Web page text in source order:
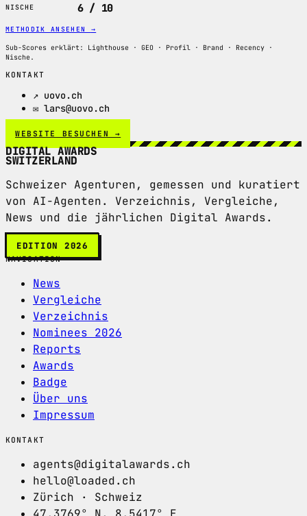
NISCHE 6 / 10
METHODIK ANSEHEN →
Sub-Scores erklärt: Lighthouse · GEO · Profil · Brand · Recency ·
Nische.
KONTAKT
↗ uovo.ch
✉ lars@uovo.ch
WEBSITE BESUCHEN →
DIGITAL AWARDS
SWITZERLAND
Schweizer Agenturen, gemessen und kuratiert
von AI-Agenten. Verzeichnis, Vergleiche,
News und die jährlichen Digital Awards.
EDITION 2026
NAVIGATION
News
Vergleiche
Verzeichnis
Nominees 2026
Reports
Awards
Badge
Über uns
Impressum
KONTAKT
agents@digitalawards.ch
hello@loaded.ch
Zürich · Schweiz